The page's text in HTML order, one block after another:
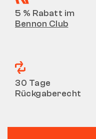
5 % Rabatt im
Bennon Club
30 Tage
Rückgaberecht